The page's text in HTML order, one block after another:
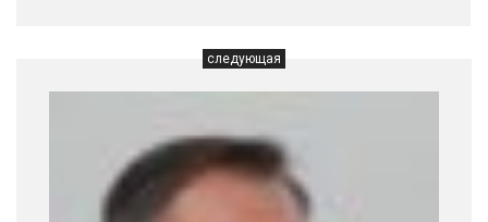
следующая